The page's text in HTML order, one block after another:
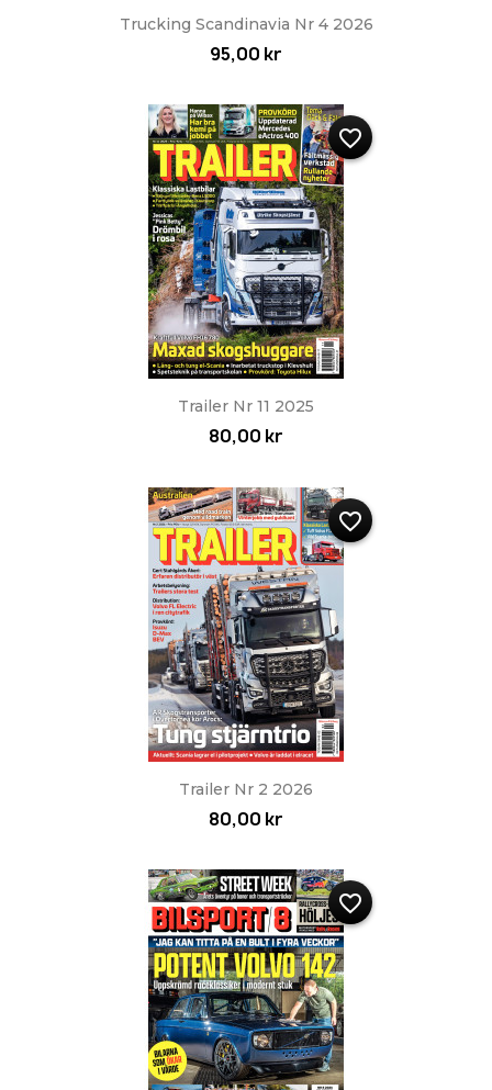
Trucking Scandinavia Nr 4 2026
95,00 kr
Trailer Nr 11 2025
80,00 kr
favorite_border
Trailer Nr 2 2026
80,00 kr
favorite_border
favorite_border